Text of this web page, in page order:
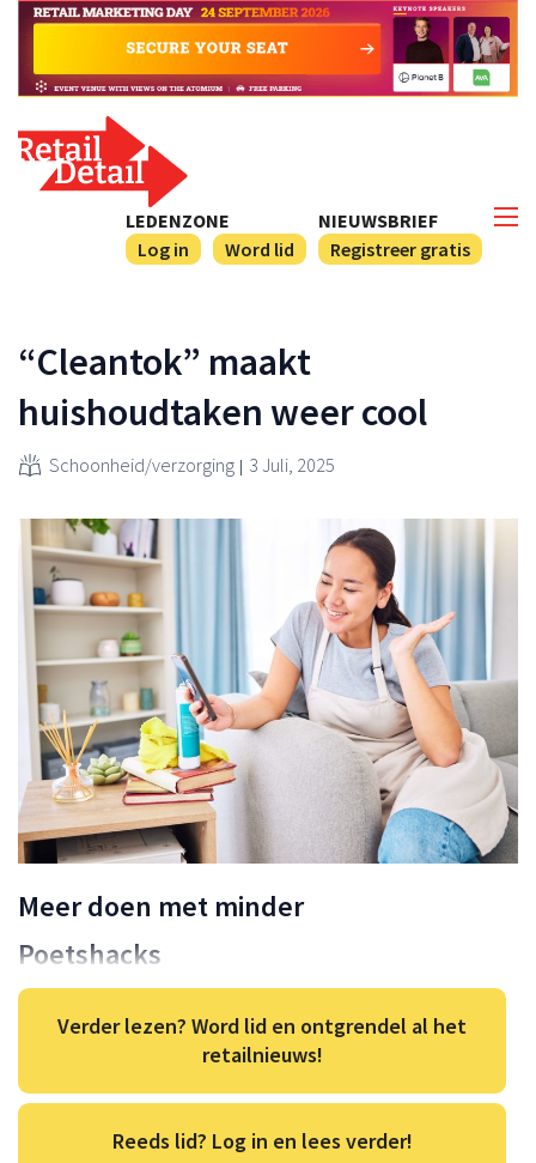
NIEUWSBRIEF
Registreer gratis
LEDENZONE
Log in
Word lid
“Cleantok” maakt
huishoudtaken weer cool
Schoonheid/verzorging 3 Juli, 2025
Meer doen met minder
Poetshacks
Verder lezen? Word lid en ontgrendel al het
retailnieuws!
Reeds lid? Log in en lees verder!